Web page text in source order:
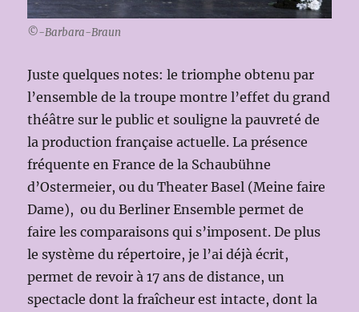
©-Barbara-Braun
Juste quelques notes: le triomphe obtenu par
l’ensemble de la troupe montre l’effet du grand
théâtre sur le public et souligne la pauvreté de
la production française actuelle. La présence
fréquente en France de la Schaubühne
d’Ostermeier, ou du Theater Basel (Meine faire
Dame), ou du Berliner Ensemble permet de
faire les comparaisons qui s’imposent. De plus
le système du répertoire, je l’ai déjà écrit,
permet de revoir à 17 ans de distance, un
spectacle dont la fraîcheur est intacte, dont la